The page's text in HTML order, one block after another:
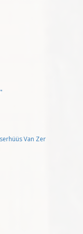
Van Zer